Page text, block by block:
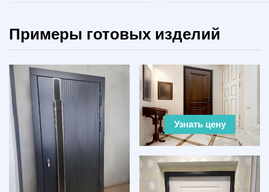
Примеры готовых изделий
Узнать цену